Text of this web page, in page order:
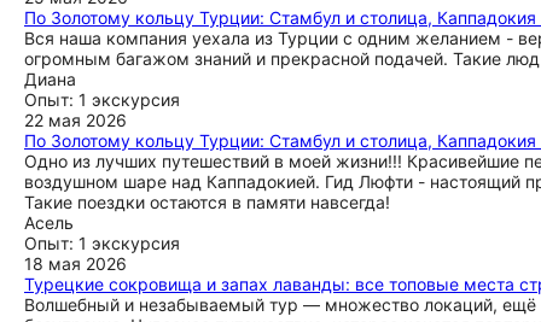
По Золотому кольцу Турции: Стамбул и столица,
Вся наша компания уехала из Турции с одним желанием -
огромным багажом знаний и прекрасной подачей. Такие
Диана
Опыт: 1 экскурсия
22 мая 2026
По Золотому кольцу Турции: Стамбул и столица,
Одно из лучших путешествий в моей жизни!!! Красивейшие
воздушном шаре над Каппадокией. Гид Люфти - настоящий
Такие поездки остаются в памяти навсегда!
Асель
Опыт: 1 экскурсия
18 мая 2026
Турецкие сокровища и запах лаванды: все топовые места
Волшебный и незабываемый тур — множество локаций, ещё